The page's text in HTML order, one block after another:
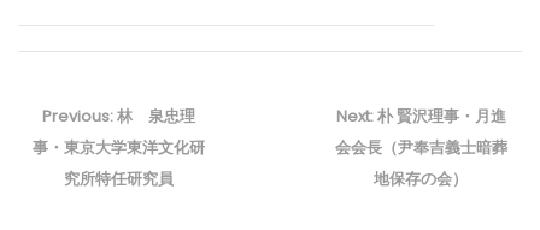
ナ
Previous:Previous
post:
林 泉忠理
事・東京大学東洋文化研
究所特任研究員
Next:Next
post:
朴 賢沢理事・月進
会会長（尹奉吉義士暗葬
地保存の会）